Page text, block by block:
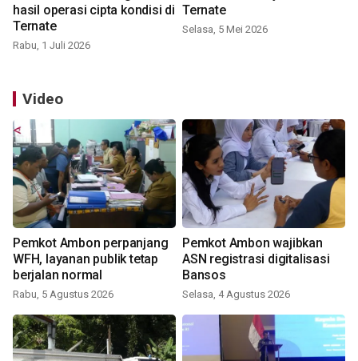
hasil operasi cipta kondisi di
Ternate
Rabu, 1 Juli 2026
Ternate
Selasa, 5 Mei 2026
Video
Pemkot Ambon perpanjang
WFH, layanan publik tetap
berjalan normal
Rabu, 5 Agustus 2026
Pemkot Ambon wajibkan
ASN registrasi digitalisasi
Bansos
Selasa, 4 Agustus 2026